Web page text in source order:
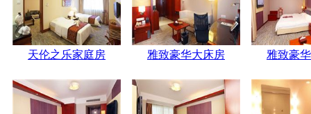
天伦之乐家庭房 雅致豪华大床房 雅致豪